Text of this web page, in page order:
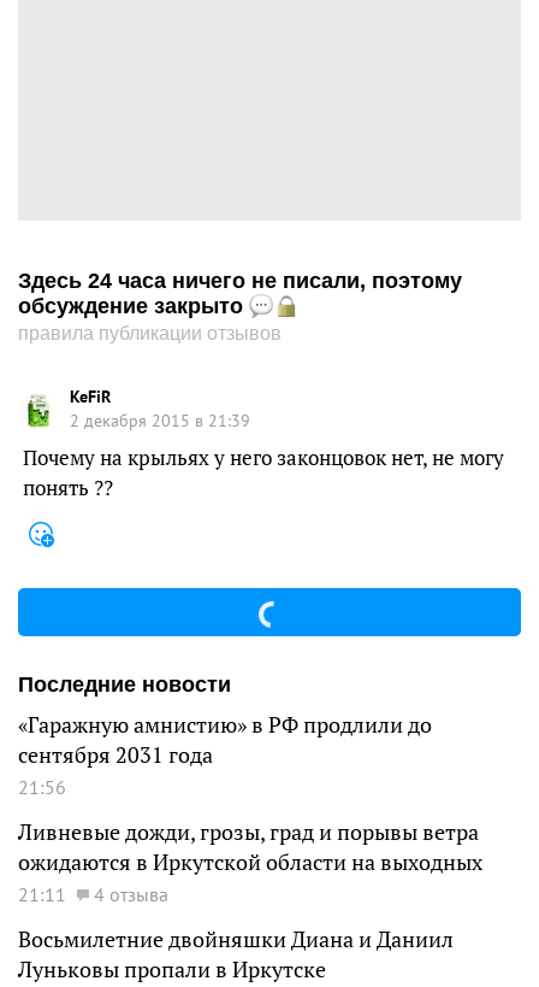
Здесь 24 часа ничего не писали, поэтому
обсуждение закрыто
правила публикации отзывов
KeFiR
2 декабря 2015 в 21:39
Почему на крыльях у него законцовок нет, не могу
понять ??
Последние новости
«Гаражную амнистию» в РФ продлили до
сентября 2031 года
21:56
Ливневые дожди, грозы, град и порывы ветра
ожидаются в Иркутской области на выходных
21:11 4 отзыва
Восьмилетние двойняшки Диана и Даниил
Луньковы пропали в Иркутске